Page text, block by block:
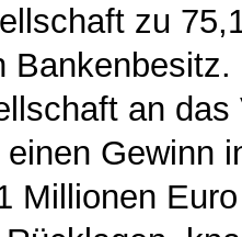
zu
an
Gewinn
Millionen